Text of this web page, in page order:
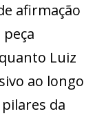
afirmação
Luiz
ao longo
da